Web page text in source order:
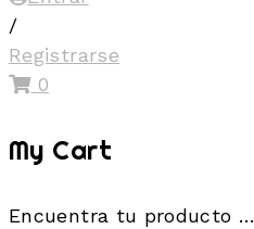
/
Registrarse
0
My Cart
Encuentra tu producto …